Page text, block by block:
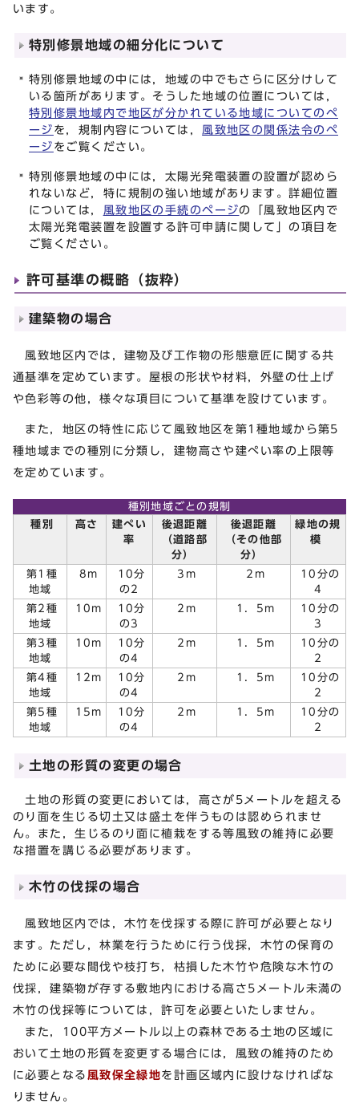
います。
特別修景地域の細分化について
特別修景地域の中には，地域の中でもさらに区分けして
いる箇所があります。そうした地域の位置については，
特別修景地域内で地区が分かれている地域についてのペ
ージ を，規制内容については， 風致地区の関係法令のペ
ージ をご覧ください。
特別修景地域の中には，太陽光発電装置の設置が認めら
れないなど，特に規制の強い地域があります。詳細位置
については， 風致地区の手続のページの「風致地区内で
太陽光発電装置を設置する許可申請に関して」の項目を
ご覧ください。
許可基準の概略（抜粋）
建築物の場合
風致地区内では，建物及び工作物の形態意匠に関する共
通基準を定めています。屋根の形状や材料，外壁の仕上げ
や色彩等の他，様々な項目について基準を設けています。
また，地区の特性に応じて風致地区を第1種地域から第5
種地域までの種別に分類し，建物高さや建ぺい率の上限等
を定めています。
種別地域ごとの規制
種別
高さ
建ぺい
率
後退距離
（道路部
分）
後退距離
（その他部
分）
緑地の規
模
第1種
地域
8m
10分
の2
3m 2m
10分の
4
第2種
地域
10m
10分
の3
2m 1．5m
10分の
3
第3種
地域
10m
10分
の4
2m 1．5m
10分の
2
第4種
地域
12m
10分
の4
2m 1．5m
10分の
2
第5種
地域
15m
10分
の4
2m 1．5m
10分の
2
土地の形質の変更の場合
土地の形質の変更においては，高さが5メートルを超える
のり面を生じる切土又は盛土を伴うものは認められませ
ん。また，生じるのり面に植栽をする等風致の維持に必要
な措置を講じる必要があります。
木竹の伐採の場合
風致地区内では，木竹を伐採する際に許可が必要となり
ます。ただし，林業を行うために行う伐採，木竹の保育の
ために必要な間伐や枝打ち，枯損した木竹や危険な木竹の
伐採，建築物が存する敷地内における高さ5メートル未満の
木竹の伐採等については，許可を必要といたしません。
また，100平方メートル以上の森林である土地の区域に
おいて土地の形質を変更する場合には，風致の維持のため
に必要となる 風致保全緑地を計画区域内に設けなければな
りません。